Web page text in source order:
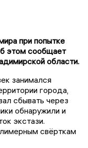
при попытке
этом сообщает
области.
занимался
города,
сбывать через
обнаружили и
экстази.
свёрткам